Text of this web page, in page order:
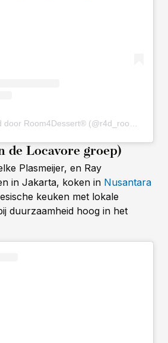
de Locavore groep)
Plasmeijer, en Ray
in Jakarta, koken in Nusantara
keuken met lokale
duurzaamheid hoog in het